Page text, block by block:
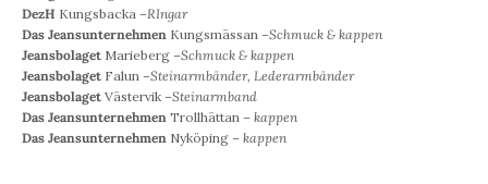
DezH Kungsbacka –RIngar
Das Jeansunternehmen Kungsmässan –Schmuck & kappen
Jeansbolaget Marieberg –Schmuck & kappen
Jeansbolaget Falun –Steinarmbänder, Lederarmbänder
Jeansbolaget Västervik –Steinarmband
Das Jeansunternehmen Trollhättan – kappen
Das Jeansunternehmen Nyköping – kappen